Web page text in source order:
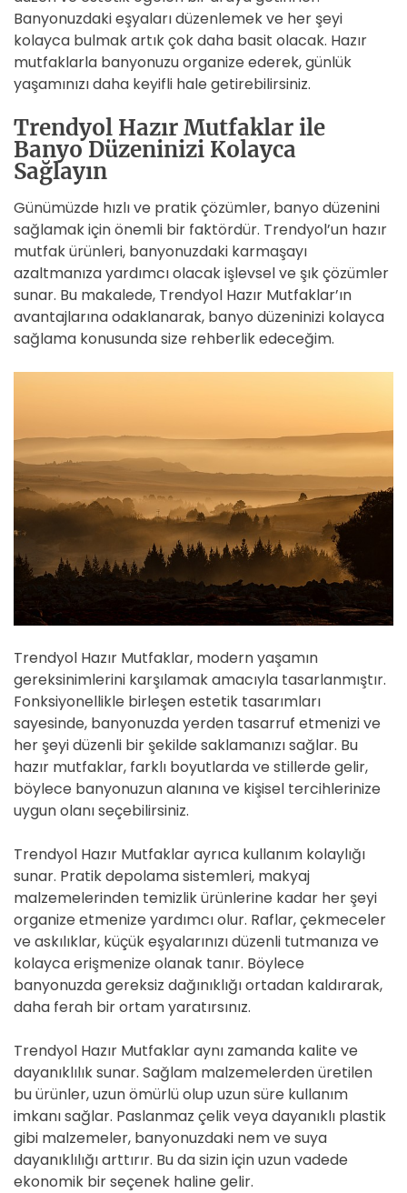
Banyonuzdaki eşyaları düzenlemek ve her şeyi
kolayca bulmak artık çok daha basit olacak. Hazır
mutfaklarla banyonuzu organize ederek, günlük
yaşamınızı daha keyifli hale getirebilirsiniz.
Trendyol Hazır Mutfaklar ile
Banyo Düzeninizi Kolayca
Sağlayın
Günümüzde hızlı ve pratik çözümler, banyo düzenini
sağlamak için önemli bir faktördür. Trendyol’un hazır
mutfak ürünleri, banyonuzdaki karmaşayı
azaltmanıza yardımcı olacak işlevsel ve şık çözümler
sunar. Bu makalede, Trendyol Hazır Mutfaklar’ın
avantajlarına odaklanarak, banyo düzeninizi kolayca
sağlama konusunda size rehberlik edeceğim.
Trendyol Hazır Mutfaklar, modern yaşamın
gereksinimlerini karşılamak amacıyla tasarlanmıştır.
Fonksiyonellikle birleşen estetik tasarımları
sayesinde, banyonuzda yerden tasarruf etmenizi ve
her şeyi düzenli bir şekilde saklamanızı sağlar. Bu
hazır mutfaklar, farklı boyutlarda ve stillerde gelir,
böylece banyonuzun alanına ve kişisel tercihlerinize
uygun olanı seçebilirsiniz.
Trendyol Hazır Mutfaklar ayrıca kullanım kolaylığı
sunar. Pratik depolama sistemleri, makyaj
malzemelerinden temizlik ürünlerine kadar her şeyi
organize etmenize yardımcı olur. Raflar, çekmeceler
ve askılıklar, küçük eşyalarınızı düzenli tutmanıza ve
kolayca erişmenize olanak tanır. Böylece
banyonuzda gereksiz dağınıklığı ortadan kaldırarak,
daha ferah bir ortam yaratırsınız.
Trendyol Hazır Mutfaklar aynı zamanda kalite ve
dayanıklılık sunar. Sağlam malzemelerden üretilen
bu ürünler, uzun ömürlü olup uzun süre kullanım
imkanı sağlar. Paslanmaz çelik veya dayanıklı plastik
gibi malzemeler, banyonuzdaki nem ve suya
dayanıklılığı arttırır. Bu da sizin için uzun vadede
ekonomik bir seçenek haline gelir.